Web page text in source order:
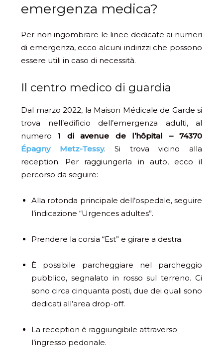
emergenza medica?
Per non ingombrare le linee dedicate ai numeri
di emergenza, ecco alcuni indirizzi che possono
essere utili in caso di necessità.
Il centro medico di guardia
Dal marzo 2022, la Maison Médicale de Garde si
trova nell’edificio dell’emergenza adulti, al
numero1 di avenue de l’hôpital – 74370
Épagny Metz-Tessy. Si trova vicino alla
reception. Per raggiungerla in auto, ecco il
percorso da seguire:
Alla rotonda principale dell’ospedale, seguire
l’indicazione “Urgences adultes”.
Prendere la corsia “Est” e girare a destra.
È possibile parcheggiare nel parcheggio
pubblico, segnalato in rosso sul terreno. Ci
sono circa cinquanta posti, due dei quali sono
dedicati all’area drop-off.
La reception è raggiungibile attraverso
l’ingresso pedonale.